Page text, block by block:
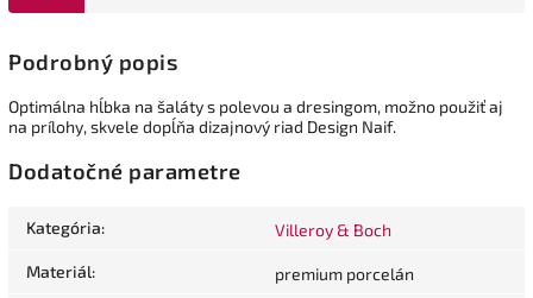
Podrobný popis
Optimálna hĺbka na šaláty s polevou a dresingom, možno použiť aj
na prílohy, skvele dopĺňa dizajnový riad Design Naif.
Dodatočné parametre
Kategória: Villeroy & Boch
Materiál: premium porcelán